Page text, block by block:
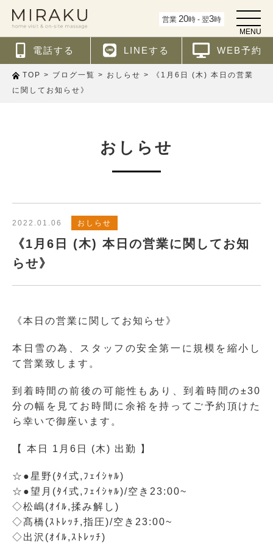
営業 20時 - 翌3時
t
o
g
l
n
a
MENU
電話する LINEする WEB予約
TOP > ブログ一覧 > おしらせ >
《1月6日 (木) 本日の営業
に関してお知らせ》
おしらせ
2022.01.06 おしらせ
《1月6日 (木) 本日の営業に関してお知
らせ》
《本日の営業に関してお知らせ》
本日雪の為、スタッフの安全第一に規模を縮小し
て営業致します。
到着時間の前後の可能性もあり、到着時間の±30
分の幅を見てお時間に余裕を持ってご予約頂けた
ら幸いで御座います。
【 本日 1月6日 (木) 出勤 】
☆●星野(ﾀｲ式,ﾌｪｲｼｬﾙ)
☆●望月(ﾀｲ式,ﾌｪｲｼｬﾙ)/空き23:00~
◇松嶋(ｵｲﾙ,揉み解し)
◇髙橋(ｽﾄﾚｯﾁ,指圧)/空き23:00~
◇出沢(ｵｲﾙ,ｽﾄﾚｯﾁ)